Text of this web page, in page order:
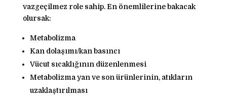
vazgeçilmez role sahip. En önemlilerine bakacak
olursak:
Metabolizma
Kan dolaşımı/kan basıncı
Vücut sıcaklığının düzenlenmesi
Metabolizma yan ve son ürünlerinin, atıkların
uzaklaştırılması